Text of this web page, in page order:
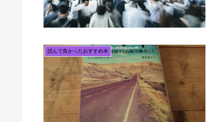
読んで良かったおすすめ本